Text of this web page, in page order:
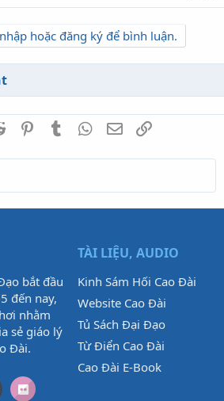
hoặc đăng ký để bình luận.
Reddit PinterestTumblrWhatsApp
Email
bắt đầu
đến nay,
nhằm
sẻ giáo lý
Đài.
TÀI LIỆU, AUDIO
Kinh Sám Hối Cao Đài
Website Cao Đài
Tủ Sách Đại Đạo
Từ Điển Cao Đài
Cao Đài E-Book